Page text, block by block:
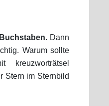
. Dann
Warum sollte
Stern im Sternbild